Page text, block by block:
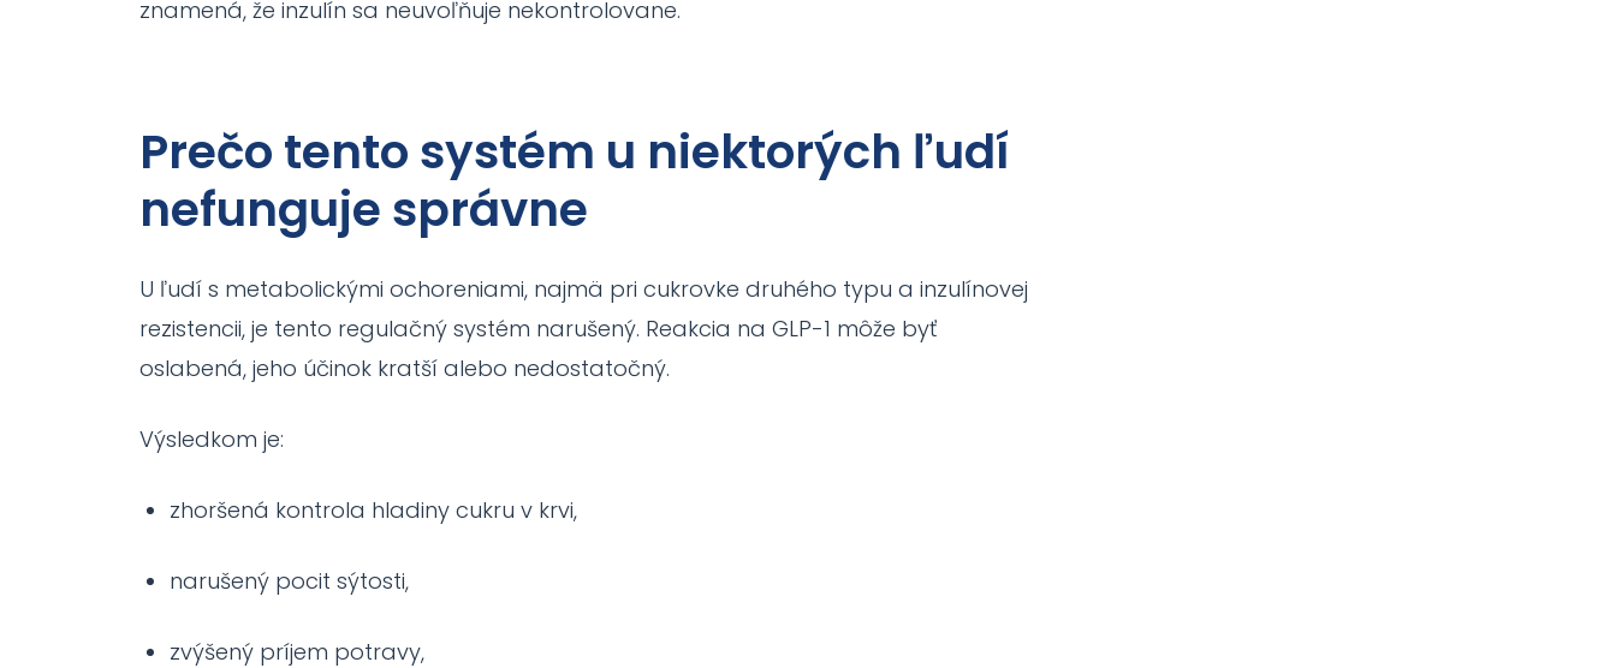
znamená, že inzulín sa neuvoľňuje nekontrolovane.
Prečo tento systém u niektorých ľudí
nefunguje správne
U ľudí s metabolickými ochoreniami, najmä pri cukrovke druhého typu a inzulínovej
rezistencii, je tento regulačný systém narušený. Reakcia na GLP-1 môže byť
oslabená, jeho účinok kratší alebo nedostatočný.
Výsledkom je:
zhoršená kontrola hladiny cukru v krvi,
narušený pocit sýtosti,
zvýšený príjem potravy,